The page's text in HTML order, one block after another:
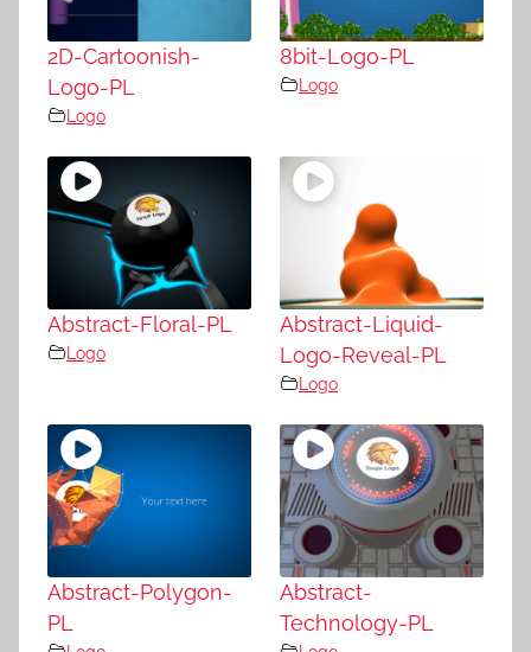
2D-Cartoonish-
Logo-PL
Logo
8bit-Logo-PL
Logo
Abstract-Floral-PL
Logo
Abstract-Liquid-
Logo-Reveal-PL
Logo
Abstract-Polygon-
PL
Abstract-
Technology-PL